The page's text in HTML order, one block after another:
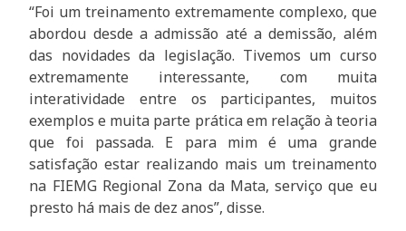
“Foi um treinamento extremamente complexo, que
abordou desde a admissão até a demissão, além
das novidades da legislação. Tivemos um curso
extremamente interessante, com muita
interatividade entre os participantes, muitos
exemplos e muita parte prática em relação à teoria
que foi passada. E para mim é uma grande
satisfação estar realizando mais um treinamento
na FIEMG Regional Zona da Mata, serviço que eu
presto há mais de dez anos”, disse.